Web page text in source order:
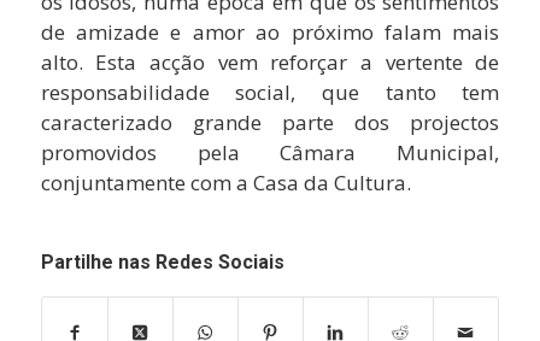
de amizade e amor ao próximo falam mais
alto. Esta acção vem reforçar a vertente de
responsabilidade social, que tanto tem
caracterizado grande parte dos projectos
promovidos pela Câmara Municipal,
conjuntamente com a Casa da Cultura.
Partilhe nas Redes Sociais